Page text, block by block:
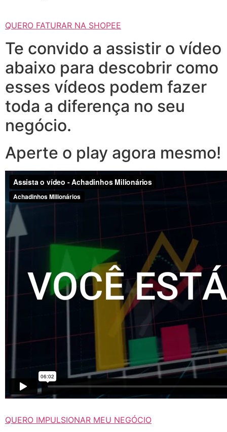
QUERO FATURAR NA SHOPEE
Te convido a assistir o vídeo
abaixo para descobrir como
esses vídeos podem fazer
toda a diferença no seu
negócio.
Aperte o play agora mesmo!
QUERO IMPULSIONAR MEU NEGÓCIO